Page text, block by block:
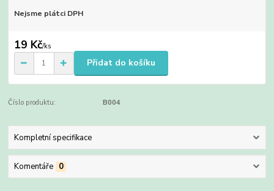
Nejsme plátci DPH
19 Kč/ks
Přidat do košíku
Číslo produktu: B004
Kompletní specifikace
Komentáře 0